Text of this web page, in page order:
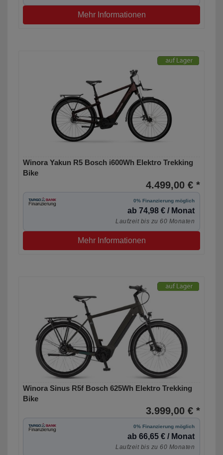
Mehr Informationen
Winora Yakun R5 Bosch i600Wh Elektro Trekking
Bike
4.499,00 € *
0% Finanzierung möglich
ab 74,98 € / Monat
Laufzeit bis zu 60 Monaten
Mehr Informationen
Winora Sinus R5f Bosch 625Wh Elektro Trekking
Bike
3.999,00 € *
0% Finanzierung möglich
ab 66,65 € / Monat
Laufzeit bis zu 60 Monaten